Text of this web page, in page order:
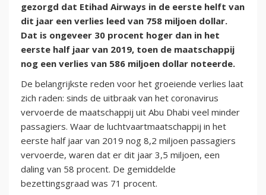
gezorgd dat Etihad Airways in de eerste helft van
dit jaar een verlies leed van 758 miljoen dollar.
Dat is ongeveer 30 procent hoger dan in het
eerste half jaar van 2019, toen de maatschappij
nog een verlies van 586 miljoen dollar noteerde.
De belangrijkste reden voor het groeiende verlies laat
zich raden: sinds de uitbraak van het coronavirus
vervoerde de maatschappij uit Abu Dhabi veel minder
passagiers. Waar de luchtvaartmaatschappij in het
eerste half jaar van 2019 nog 8,2 miljoen passagiers
vervoerde, waren dat er dit jaar 3,5 miljoen, een
daling van 58 procent. De gemiddelde
bezettingsgraad was 71 procent.